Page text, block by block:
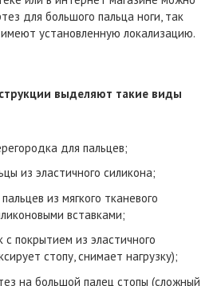
для большого пальца ноги, так
установленную локализацию.
выделяют такие виды
для пальцев;
из эластичного силикона;
из мягкого тканевого
вставками;
с покрытием из эластичного
стопу, снимает нагрузку);
на большой палец стопы (сложный